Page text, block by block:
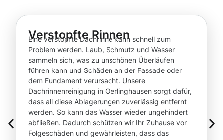
Verstopfte Rinnen
Eine verstopfte Dachrinne kann schnell zum
Problem werden. Laub, Schmutz und Wasser
sammeln sich, was zu unschönen Überläufen
führen kann und Schäden an der Fassade oder
dem Fundament verursacht. Unsere
Dachrinnenreinigung in Oerlinghausen sorgt dafür,
dass all diese Ablagerungen zuverlässig entfernt
werden. So kann das Wasser wieder ungehindert
abfließen. Dadurch schützen wir Ihr Zuhause vor
Folgeschäden und gewährleisten, dass das